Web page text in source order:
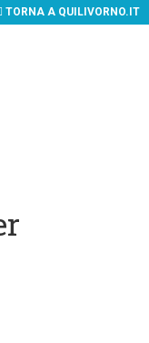
TORNA A QUILIVORNO.IT